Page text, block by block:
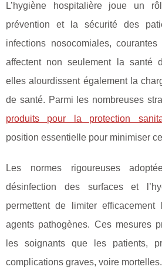
L’hygiène hospitalière joue un
prévention et la sécurité des
infections nosocomiales,
affectent non seulement
la santé
elles alourdissent également la
de santé. Parmi les nombreuses
produits pour la protection
position essentielle pour minimiser
Les normes rigoureuses
désinfection des surfaces et
permettent de limiter efficacement
agents pathogènes. Ces mesures
les soignants que les patients,
complications graves, voire mortelles.